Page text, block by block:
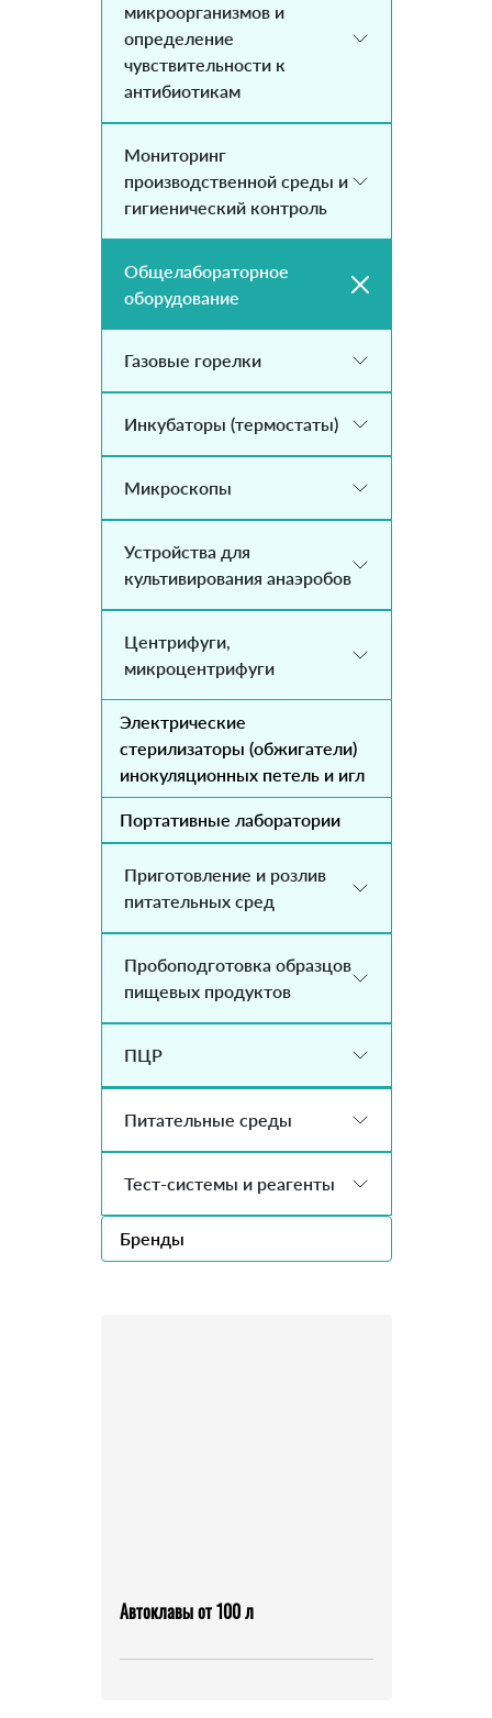
микроорганизмов и
определение
чувствительности к
антибиотикам
Мониторинг
производственной среды и
гигиенический контроль
Общелабораторное
оборудование
Газовые горелки
Инкубаторы (термостаты)
Микроскопы
Устройства для
культивирования анаэробов
Центрифуги,
микроцентрифуги
Электрические
стерилизаторы (обжигатели)
инокуляционных петель и игл
Портативные лаборатории
Приготовление и розлив
питательных сред
Пробоподготовка образцов
пищевых продуктов
ПЦР
Питательные среды
Тест-системы и реагенты
Бренды
Автоклавы от 100 л